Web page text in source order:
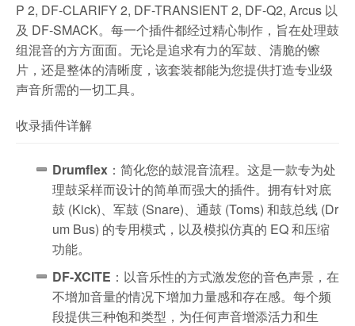
P 2, DF-CLARIFY 2, DF-TRANSIENT 2, DF-Q2, Arcus 以
及 DF-SMACK。每一个插件都经过精心制作，旨在处理鼓
组混音的方方面面。无论是追求有力的军鼓、清脆的镲
片，还是整体的清晰度，该套装都能为您提供打造专业级
声音所需的一切工具。
收录插件详解
Drumflex ：简化您的鼓混音流程。这是一款专为处
理鼓采样而设计的简单而强大的插件。拥有针对底
鼓 (Kick)、军鼓 (Snare)、通鼓 (Toms) 和鼓总线 (Dr
um Bus) 的专用模式，以及模拟仿真的 EQ 和压缩
功能。
DF-XCITE ：以音乐性的方式激发您的音色声景，在
不增加音量的情况下增加力量感和存在感。每个频
段提供三种饱和类型，为任何声音增添活力和生